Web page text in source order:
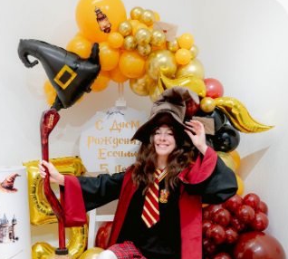
мы свяжемся
с вами
в ближайшее
время